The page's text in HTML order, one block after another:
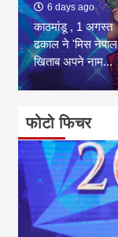
6 days ago
काठमांडू , 1 अगस्त
ढकाल ने 'मिस
खिताब अपने नाम...
फोटो फिचर